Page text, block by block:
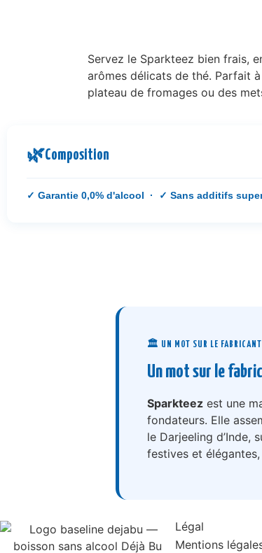
Servez le Sparkteez bien frais,
arômes délicats de thé. Parfait
plateau de fromages ou des
🌿Composition
✓ Garantie 0,0% d'alcool · ✓ Sans additifs
🏛️ UN MOT SUR LE FABRICANT
Un mot sur le
Sparkteez est une
fondateurs. Elle
le Darjeeling d’Inde,
festives et
Légal
Mentions